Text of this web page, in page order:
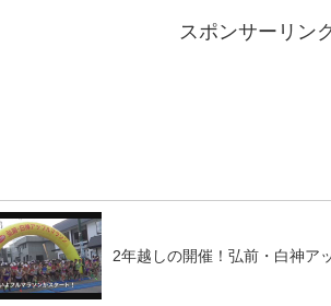
スポンサーリン
2年越しの開催！弘前・白神ア